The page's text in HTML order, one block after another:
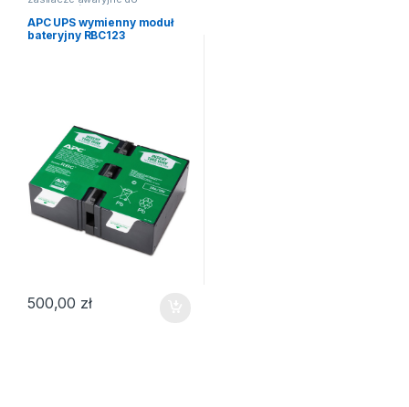
komputerów
APC UPS wymienny moduł
bateryjny RBC123
500,00 zł